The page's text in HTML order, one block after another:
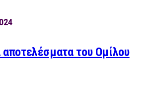
αποτελέσματα του Ομίλου